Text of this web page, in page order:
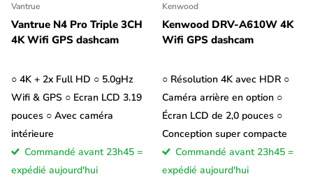
Vantrue
Vantrue N4 Pro Triple 3CH
4K Wifi GPS dashcam
○ 4K + 2x Full HD ○ 5.0gHz
Wifi & GPS ○ Ecran LCD 3.19
pouces ○ Avec caméra
intérieure
Commandé avant 23h45 =
expédié aujourd'hui
Kenwood
Kenwood DRV-A610W 4K
Wifi GPS dashcam
○ Résolution 4K avec HDR ○
Caméra arrière en option ○
Écran LCD de 2,0 pouces ○
Conception super compacte
Commandé avant 23h45 =
expédié aujourd'hui